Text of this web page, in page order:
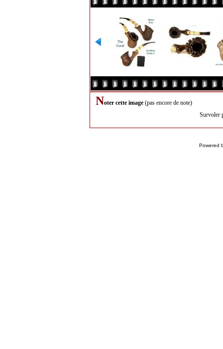
Noter cette image (pas encore de note)
Survoler
Powered